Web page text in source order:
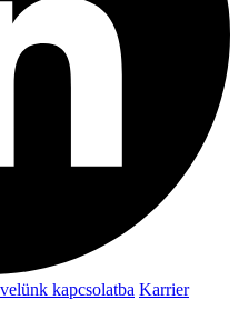
kapcsolatba Karrier